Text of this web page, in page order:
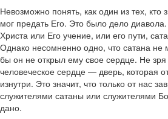
Невозможно понять, как один из тех, кто
мог предать Его. Это было дело диавола.
Христа или Его учение, или его пути,
Однако несомненно одно, что сатана не
бы он не открыл ему свое сердце. Не зря
человеческое сердце — дверь, которая
изнутри. Это значит, что только от нас
служителями сатаны или служителями
дано.